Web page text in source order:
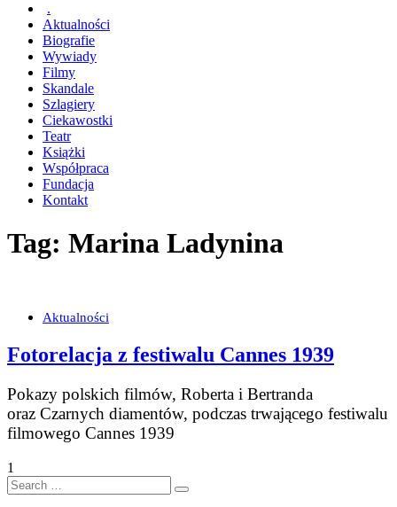
.
Aktualności
Biografie
Wywiady
Filmy
Skandale
Szlagiery
Ciekawostki
Teatr
Książki
Współpraca
Fundacja
Kontakt
Tag: Marina Ladynina
Aktualności
Fotorelacja z festiwalu Cannes 1939
Pokazy polskich filmów, Roberta i Bertranda
oraz Czarnych diamentów, podczas trwającego festiwalu
filmowego Cannes 1939
1
Search
…